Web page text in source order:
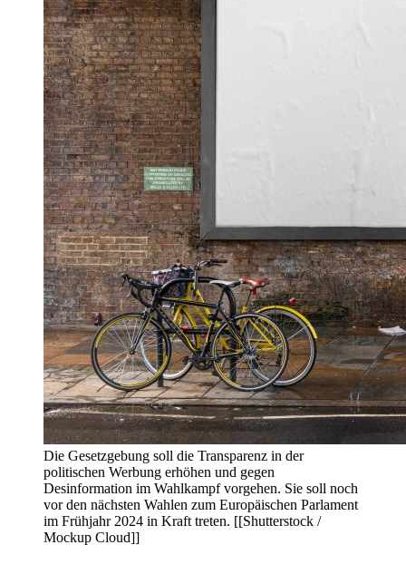
Die Gesetzgebung soll die Transparenz in der
politischen Werbung erhöhen und gegen
Desinformation im Wahlkampf vorgehen. Sie soll noch
vor den nächsten Wahlen zum Europäischen Parlament
im Frühjahr 2024 in Kraft treten. [[Shutterstock /
Mockup Cloud]]